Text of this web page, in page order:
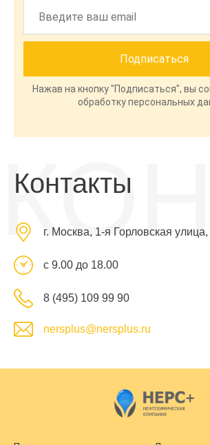
Нажав на кнопку "Подписаться", вы
обработку персональных
Контакты
г. Москва, 1-я Горловская
с 9.00 до 18.00
8 (495) 109 99 90
nersplus@nersplus.ru